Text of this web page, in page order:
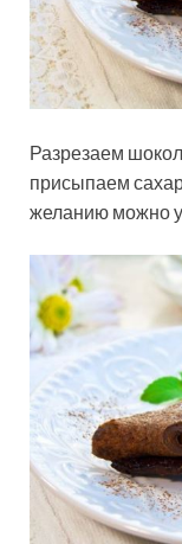
Разрезаем
присыпаем
желанию можно